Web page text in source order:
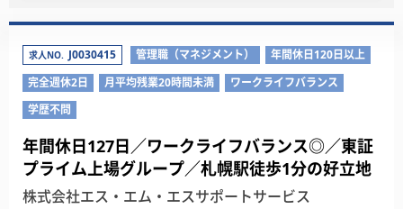
求人NO. J0030415 管理職（マネジメント）
年間休日120日以上
完全週休2日
月平均残業20時間未満
ワークライフバランス
学歴不問
年間休日127日／ワークライフバランス◎／東証
プライム上場グループ／札幌駅徒歩1分の好立地
株式会社エス・エム・エスサポートサービス